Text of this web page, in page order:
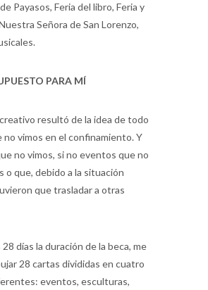
Payasos, Feria del libro, Feria y
Señora de San Lorenzo,
PARA MÍ
resultó de la idea de todo
no vimos en el confinamiento. Y
no vimos, si no eventos que no
o que, debido a la situación
que trasladar a otras
días la duración de la beca, me
28 cartas divididas en cuatro
eventos, esculturas,